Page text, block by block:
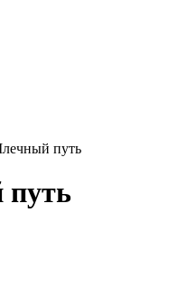
путь